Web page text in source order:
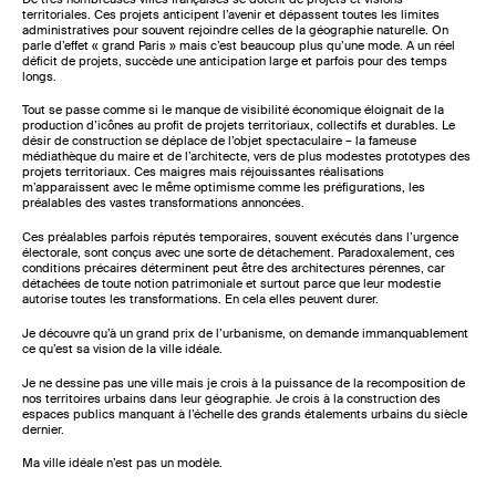
territoriales. Ces projets anticipent l’avenir et dépassent toutes les limites
administratives pour souvent rejoindre celles de la géographie naturelle. On
parle d’effet « grand Paris » mais c’est beaucoup plus qu’une mode. A un réel
déficit de projets, succède une anticipation large et parfois pour des temps
longs.
Tout se passe comme si le manque de visibilité économique éloignait de la
production d’icônes au profit de projets territoriaux, collectifs et durables. Le
désir de construction se déplace de l’objet spectaculaire – la fameuse
médiathèque du maire et de l’architecte, vers de plus modestes prototypes des
projets territoriaux. Ces maigres mais réjouissantes réalisations
m’apparaissent avec le même optimisme comme les préfigurations, les
préalables des vastes transformations annoncées.
Ces préalables parfois réputés temporaires, souvent exécutés dans l’urgence
électorale, sont conçus avec une sorte de détachement. Paradoxalement, ces
conditions précaires déterminent peut être des architectures pérennes, car
détachées de toute notion patrimoniale et surtout parce que leur modestie
autorise toutes les transformations. En cela elles peuvent durer.
Je découvre qu’à un grand prix de l’urbanisme, on demande immanquablement
ce qu’est sa vision de la ville idéale.
Je ne dessine pas une ville mais je crois à la puissance de la recomposition de
nos territoires urbains dans leur géographie. Je crois à la construction des
espaces publics manquant à l’échelle des grands étalements urbains du siècle
dernier.
Ma ville idéale n’est pas un modèle.